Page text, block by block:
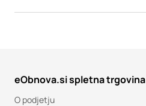
eObnova.si spletna trgovina
O podjetju